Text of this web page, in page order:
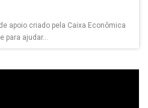
apoio criado pela Caixa Econômica
para ajudar...